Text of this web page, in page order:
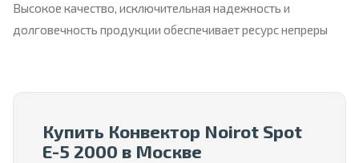
Высокое качество, исключительная надежность и
долговечность продукции обеспечивает ресурс непреры
Купить Конвектор Noirot Spot
E-5 2000 в Москве